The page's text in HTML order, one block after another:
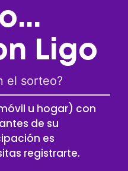
Ligo
el sorteo?
u hogar) con
de su
es
registrarte.